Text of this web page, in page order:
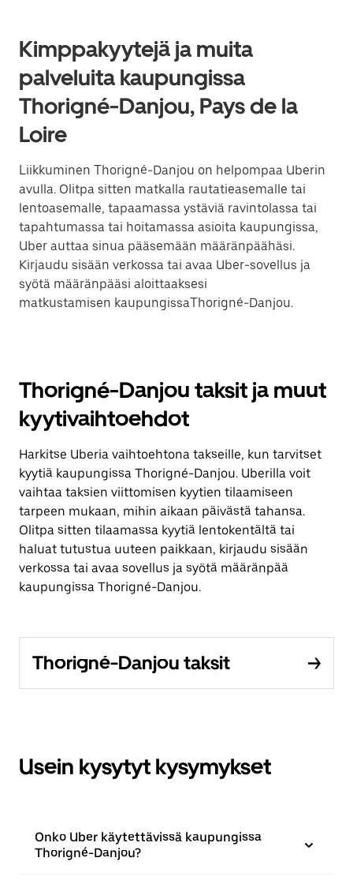
Kimppakyytejä ja muita
palveluita kaupungissa
Thorigné-Danjou, Pays de la
Loire
Liikkuminen Thorigné-Danjou on helpompaa Uberin
avulla. Olitpa sitten matkalla rautatieasemalle tai
lentoasemalle, tapaamassa ystäviä ravintolassa tai
tapahtumassa tai hoitamassa asioita kaupungissa,
Uber auttaa sinua pääsemään määränpäähäsi.
Kirjaudu sisään verkossa tai avaa Uber-sovellus ja
syötä määränpääsi aloittaaksesi
matkustamisen kaupungissaThorigné-Danjou.
Thorigné-Danjou taksit ja muut
kyytivaihtoehdot
Harkitse Uberia vaihtoehtona takseille, kun tarvitset
kyytiä kaupungissa Thorigné-Danjou. Uberilla voit
vaihtaa taksien viittomisen kyytien tilaamiseen
tarpeen mukaan, mihin aikaan päivästä tahansa.
Olitpa sitten tilaamassa kyytiä lentokentältä tai
haluat tutustua uuteen paikkaan, kirjaudu sisään
verkossa tai avaa sovellus ja syötä määränpää
kaupungissa Thorigné-Danjou.
Thorigné-Danjou taksit
Usein kysytyt kysymykset
Onko Uber käytettävissä kaupungissa
Thorigné-Danjou?